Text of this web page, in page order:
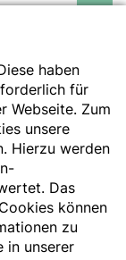
V.
haben
für
Webseite. Zum
unsere
Hierzu werden
Das
können
zu
in unserer